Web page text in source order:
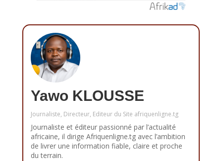
Yawo KLOUSSE
Journaliste, Directeur, Editeur du Site afriquenligne.tg
Journaliste et éditeur passionné par l’actualité
africaine, il dirige Afriquenligne.tg avec l’ambition
de livrer une information fiable, claire et proche
du terrain.